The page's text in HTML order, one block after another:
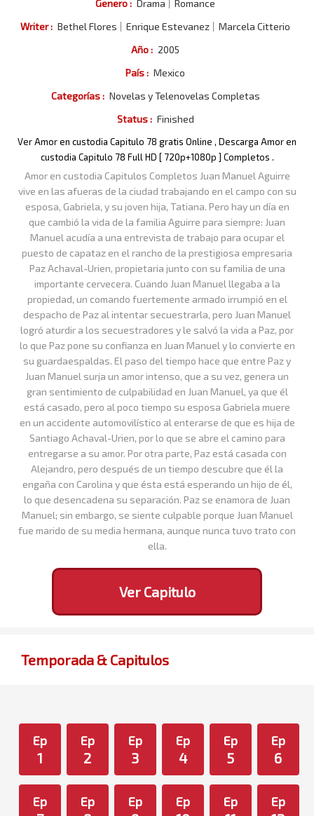
Genero : Drama
Romance
Writer : Bethel Flores Enrique Estevanez
Marcela Citterio
Año : 2005
País : Mexico
Categorías : Novelas y Telenovelas Completas
Status : Finished
Ver Amor en custodia Capitulo 78 gratis Online , Descarga Amor en
custodia Capitulo 78 Full HD [ 720p+1080p ] Completos .
Amor en custodia Capitulos Completos Juan Manuel Aguirre
vive en las afueras de la ciudad trabajando en el campo con su
esposa, Gabriela, y su joven hija, Tatiana. Pero hay un día en
que cambió la vida de la familia Aguirre para siempre: Juan
Manuel acudía a una entrevista de trabajo para ocupar el
puesto de capataz en el rancho de la prestigiosa empresaria
Paz Achaval-Urien, propietaria junto con su familia de una
importante cervecera. Cuando Juan Manuel llegaba a la
propiedad, un comando fuertemente armado irrumpió en el
despacho de Paz al intentar secuestrarla, pero Juan Manuel
logró aturdir a los secuestradores y le salvó la vida a Paz, por
lo que Paz pone su confianza en Juan Manuel y lo convierte en
su guardaespaldas. El paso del tiempo hace que entre Paz y
Juan Manuel surja un amor intenso, que a su vez, genera un
gran sentimiento de culpabilidad en Juan Manuel, ya que él
está casado, pero al poco tiempo su esposa Gabriela muere
en un accidente automovilístico al enterarse de que es hija de
Santiago Achaval-Urien, por lo que se abre el camino para
entregarse a su amor. Por otra parte, Paz está casada con
Alejandro, pero después de un tiempo descubre que él la
engaña con Carolina y que ésta está esperando un hijo de él,
lo que desencadena su separación. Paz se enamora de Juan
Manuel; sin embargo, se siente culpable porque Juan Manuel
fue marido de su media hermana, aunque nunca tuvo trato con
ella.
Ver Capitulo
Temporada & Capitulos
Ep
1
Ep
2
Ep
3
Ep
4
Ep
5
Ep
6
Ep Ep Ep Ep Ep Ep